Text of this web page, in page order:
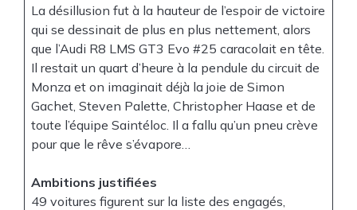
La désillusion fut à la hauteur de l’espoir de victoire
qui se dessinait de plus en plus nettement, alors
que l’Audi R8 LMS GT3 Evo #25 caracolait en tête.
Il restait un quart d’heure à la pendule du circuit de
Monza et on imaginait déjà la joie de Simon
Gachet, Steven Palette, Christopher Haase et de
toute l’équipe Saintéloc. Il a fallu qu’un pneu crève
pour que le rêve s’évapore…
Ambitions justifiées
49 voitures figurent sur la liste des engagés,